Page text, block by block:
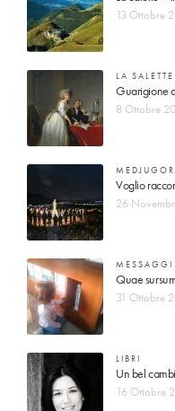
13 Ottobre
LA SALETTE
Guarigione
8 Ottobre
Voglio
26
Quae
31 Ottobre
LIBRI
Un bel
16 Ottobre